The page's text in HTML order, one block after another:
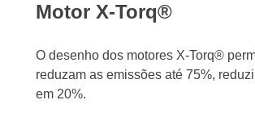
Motor X-Torq®
O desenho dos motores X-Torq®
reduzam as emissões até 75%,
em 20%.